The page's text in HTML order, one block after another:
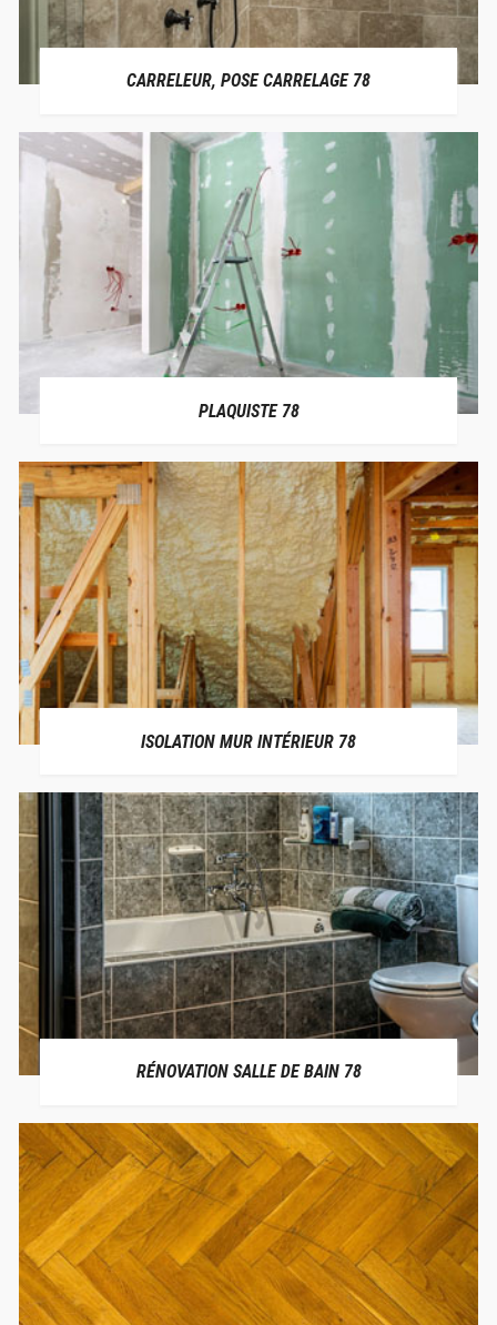
CARRELEUR, POSE CARRELAGE 78
PLAQUISTE 78
ISOLATION MUR INTÉRIEUR 78
RÉNOVATION SALLE DE BAIN 78